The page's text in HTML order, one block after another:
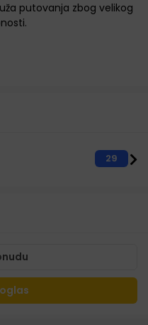
putovanja zbog velikog
29